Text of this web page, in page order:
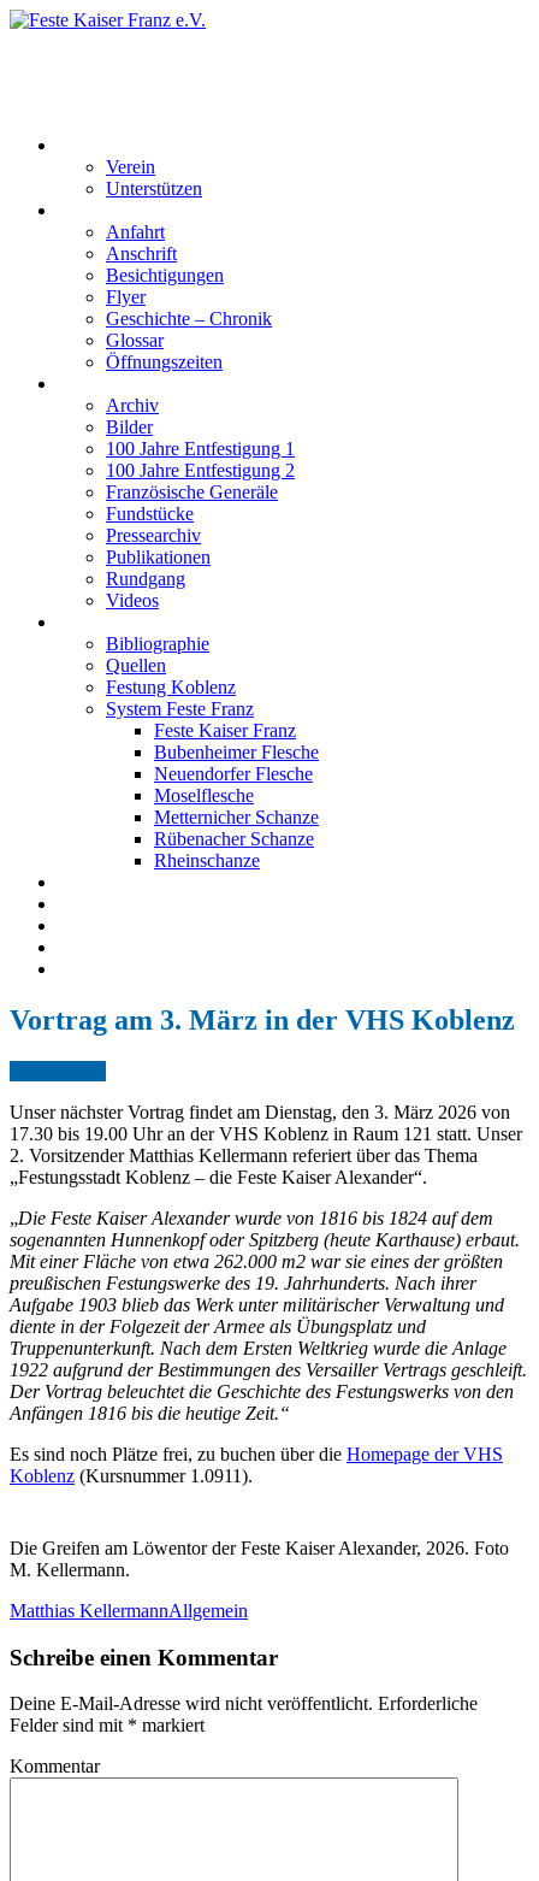
Verein
Unterstützen
Anfahrt
Anschrift
Besichtigungen
Flyer
Geschichte – Chronik
Glossar
Öffnungszeiten
Archiv
Bilder
100 Jahre Entfestigung 1
100 Jahre Entfestigung 2
Französische Generäle
Fundstücke
Pressearchiv
Publikationen
Rundgang
Videos
Bibliographie
Quellen
Festung Koblenz
System Feste Franz
Feste Kaiser Franz
Bubenheimer Flesche
Neuendorfer Flesche
Moselflesche
Metternicher Schanze
Rübenacher Schanze
Rheinschanze
Vortrag am 3. März in der VHS Koblenz
Unser nächster Vortrag findet am Dienstag, den 3. März 2026 von
17.30 bis 19.00 Uhr an der VHS Koblenz in Raum 121 statt. Unser
2. Vorsitzender Matthias Kellermann referiert über das Thema
„Festungsstadt Koblenz – die Feste Kaiser Alexander“.
„Die Feste Kaiser Alexander wurde von 1816 bis 1824 auf dem
sogenannten Hunnenkopf oder Spitzberg (heute Karthause) erbaut.
Mit einer Fläche von etwa 262.000 m2 war sie eines der größten
preußischen Festungswerke des 19. Jahrhunderts. Nach ihrer
Aufgabe 1903 blieb das Werk unter militärischer Verwaltung und
diente in der Folgezeit der Armee als Übungsplatz und
Truppenunterkunft. Nach dem Ersten Weltkrieg wurde die Anlage
1922 aufgrund der Bestimmungen des Versailler Vertrags geschleift.
Der Vortrag beleuchtet die Geschichte des Festungswerks von den
Anfängen 1816 bis die heutige Zeit.“
Es sind noch Plätze frei, zu buchen über die Homepage der VHS
Koblenz (Kursnummer 1.0911).
Die Greifen am Löwentor der Feste Kaiser Alexander, 2026. Foto
M. Kellermann.
Matthias KellermannAllgemein
Schreibe einen Kommentar
Deine E-Mail-Adresse wird nicht veröffentlicht. Erforderliche
Felder sind mit * markiert
Kommentar